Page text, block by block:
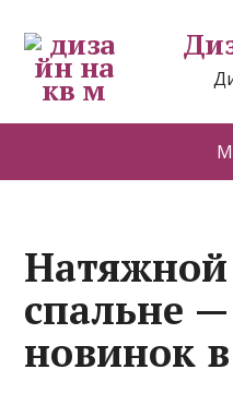
Натяжной
спальне
новинок